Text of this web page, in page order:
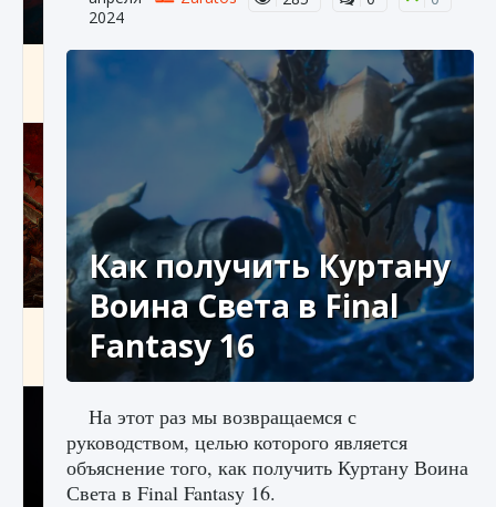
Как создавать предметы в Creatures of Ava
1 266
Как найти Гробницу Изгоев в Diablo 4
9 августа 2024 1 337
2024
Как получить Куртану
Воина Света в Final
Fantasy 16
На этот раз мы возвращаемся с
руководством, целью которого является
объяснение того, как получить Куртану Воина
Света в Final Fantasy 16.